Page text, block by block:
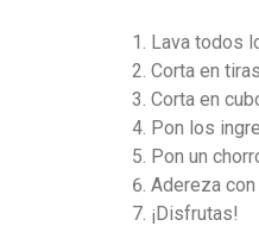
Lava todos
Corta en
Corta en
Pon los
Pon un
Adereza con
¡Disfrutas!